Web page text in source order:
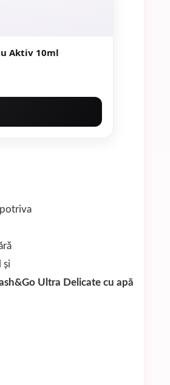
Aktiv 10ml
și
Ultra Delicate cu apă